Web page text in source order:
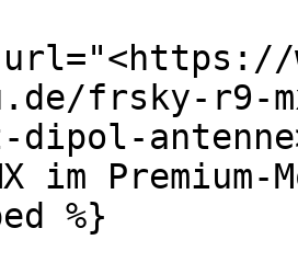
url="<https://
frsky-r9-
dipol-
im Premium-
%}